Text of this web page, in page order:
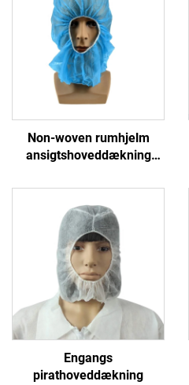
Non-woven rumhjelm
ansigtshoveddækning
hovedhatte dækhylse
Engangs
pirathoveddækning